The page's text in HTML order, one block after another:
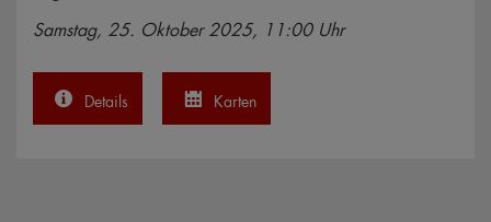
Samstag, 25. Oktober 2025, 11:00 Uhr
Details Karten